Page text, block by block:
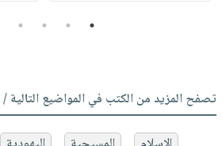
1
2
3
4
تصفح المزيد من الكتب في المواضيع التالية /